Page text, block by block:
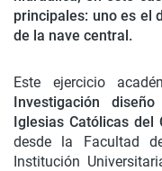
principales: uno es el
de la nave central.
Este ejercicio
Investigación
Iglesias Católicas del
desde la Facultad
Institución